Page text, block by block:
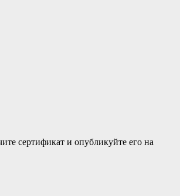
сертификат и опубликуйте его на